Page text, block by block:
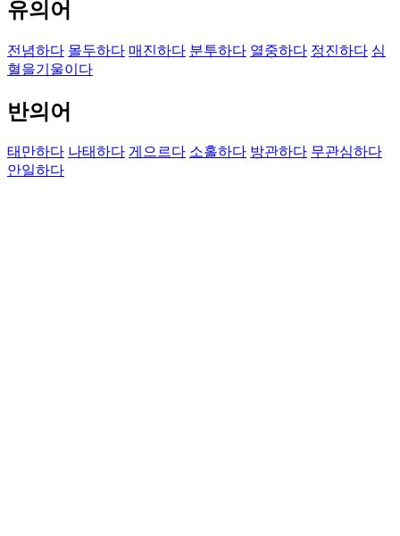
유의어
전념하다 몰두하다 매진하다 분투하다 열중하다 정진하다 심
혈을기울이다
반의어
태만하다 나태하다 게으르다 소홀하다 방관하다 무관심하다
안일하다